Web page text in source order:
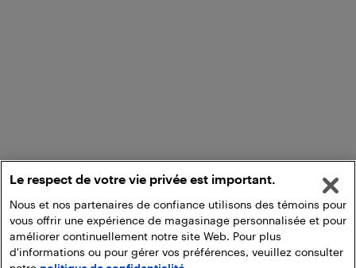
Le respect de votre vie privée est important.
Nous et nos partenaires de confiance utilisons des témoins pour
vous offrir une expérience de magasinage personnalisée et pour
améliorer continuellement notre site Web. Pour plus
d'informations ou pour gérer vos préférences, veuillez consulter